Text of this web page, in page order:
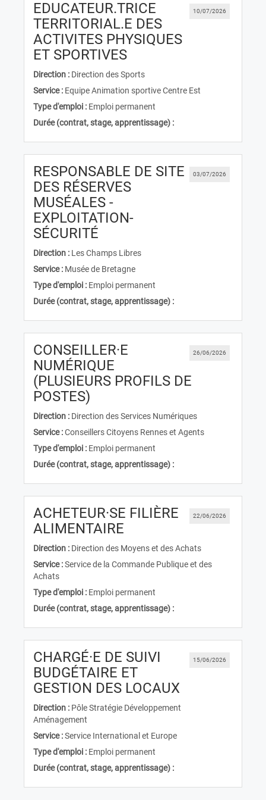
10/07/2026
EDUCATEUR.TRICE
TERRITORIAL.E DES
ACTIVITES PHYSIQUES
ET SPORTIVES(Nouvelle fenêtre)
Direction : Direction des Sports
Service : Equipe Animation sportive Centre Est
Type d'emploi : Emploi permanent
Durée (contrat, stage, apprentissage) :
03/07/2026
RESPONSABLE DE SITE
DES RÉSERVES
MUSÉALES -
EXPLOITATION-
SÉCURITÉ
Direction : Les Champs Libres
Service : Musée de Bretagne
Type d'emploi : Emploi permanent
Durée (contrat, stage, apprentissage) :
26/06/2026
CONSEILLER·E
NUMÉRIQUE
(PLUSIEURS PROFILS DE
POSTES)
Direction : Direction des Services Numériques
Service :Conseillers Citoyens Rennes et Agents
Type d'emploi : Emploi permanent
Durée (contrat, stage, apprentissage) :
22/06/2026
ACHETEUR·SE FILIÈRE
ALIMENTAIRE
Direction : Direction des Moyens et des Achats
Service :Service de la Commande Publique et des
Achats
Type d'emploi : Emploi permanent
Durée (contrat, stage, apprentissage) :
15/06/2026
CHARGÉ·E DE SUIVI
BUDGÉTAIRE ET
GESTION DES LOCAUX
Direction : Pôle Stratégie Développement
Aménagement
Service :Service International et Europe
Type d'emploi : Emploi permanent
Durée (contrat, stage, apprentissage) :